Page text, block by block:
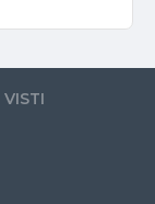
VISTI